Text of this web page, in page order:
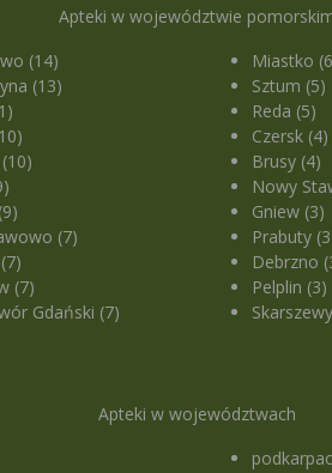
Apteki w województwie
(14)
(13)
(7)
(7)
Gdański (7)
Miastko
Sztum (5)
Reda (5)
Czersk (4)
Brusy (4)
Nowy
Gniew (3)
Prabuty
Debrzno
Pelplin (3)
Apteki w województwach